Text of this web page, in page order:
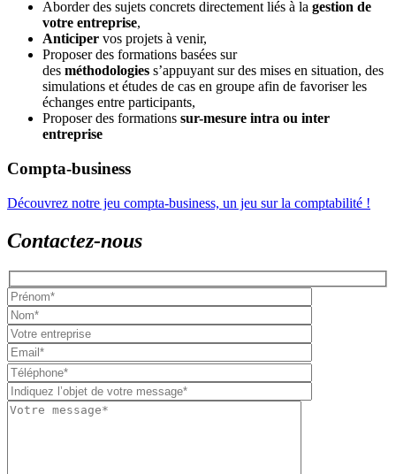
Aborder des sujets concrets directement liés à la gestion de
votre entreprise,
Anticiper vos projets à venir,
Proposer des formations basées sur
des méthodologies s’appuyant sur des mises en situation, des
simulations et études de cas en groupe afin de favoriser les
échanges entre participants,
Proposer des formations sur-mesure intra ou inter
entreprise
Compta-business
Découvrez notre jeu compta-business, un jeu sur la comptabilité !
Contactez-nous
Please
leave
this
field